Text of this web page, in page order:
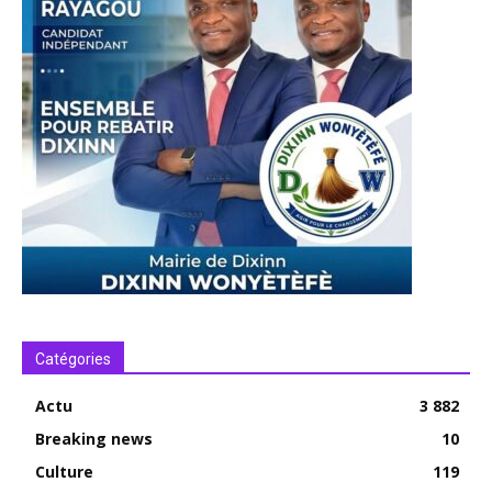
Catégories
Actu
3 882
Breaking news
10
Culture
119